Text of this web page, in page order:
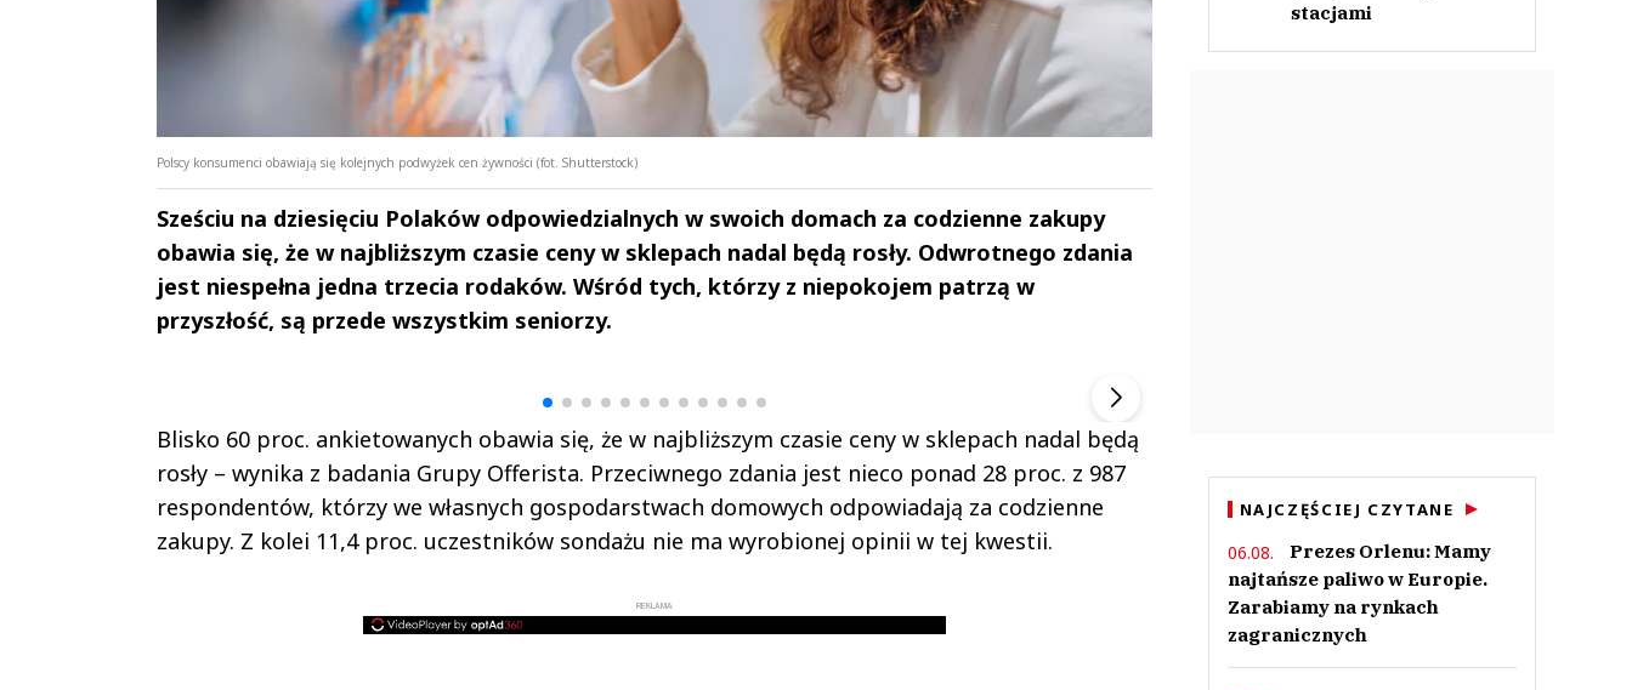
Polscy konsumenci obawiają się kolejnych podwyżek cen żywności (fot. Shutterstock)
Sześciu na dziesięciu Polaków odpowiedzialnych w swoich domach za codzienne zakupy
obawia się, że w najbliższym czasie ceny w sklepach nadal będą rosły. Odwrotnego zdania
jest niespełna jedna trzecia rodaków. Wśród tych, którzy z niepokojem patrzą w
przyszłość, są przede wszystkim seniorzy.
Blisko 60 proc. ankietowanych obawia się, że w najbliższym czasie ceny w sklepach nadal będą
rosły – wynika z badania Grupy Offerista. Przeciwnego zdania jest nieco ponad 28 proc. z 987
respondentów, którzy we własnych gospodarstwach domowych odpowiadają za codzienne
zakupy. Z kolei 11,4 proc. uczestników sondażu nie ma wyrobionej opinii w tej kwestii.
REKLAMA
Andrzej i Marta
Marta i Andrzej
stacjami
NAJCZĘŚCIEJ CZYTANE
06.08.
Prezes Orlenu: Mamy
najtańsze paliwo w Europie.
Zarabiamy na rynkach
zagranicznych